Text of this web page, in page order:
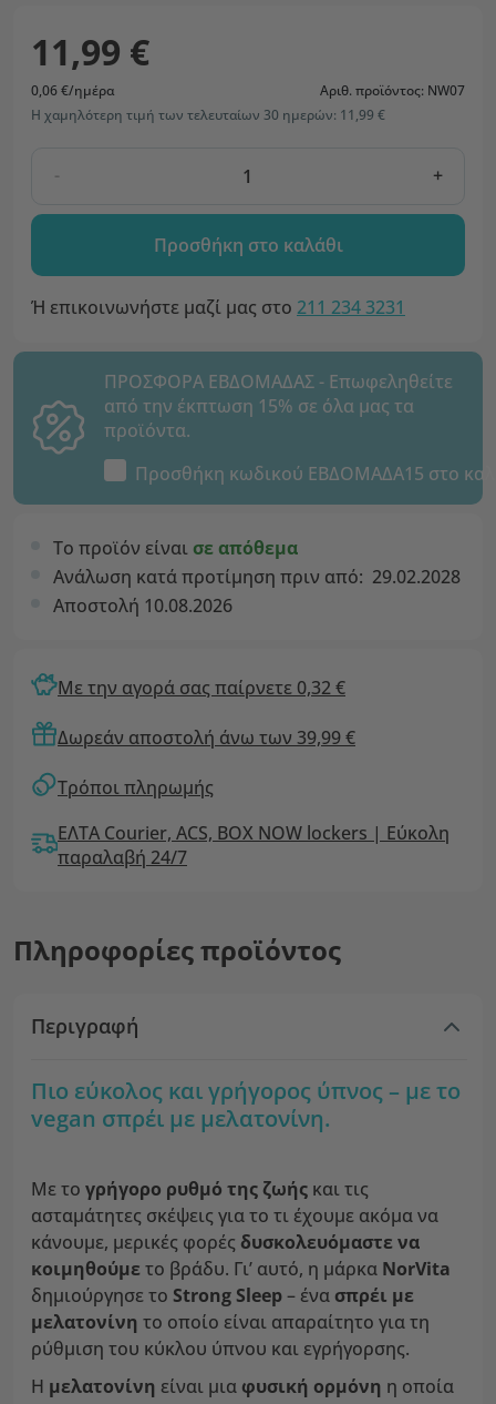
11,99 €
0,06 €/ημέρα
Αριθ. προϊόντος: NW07
Η χαμηλότερη τιμή των τελευταίων 30 ημερών: 11,99 €
- +
Προσθήκη στο καλάθι
Ή επικοινωνήστε μαζί μας στο 211 234 3231
ΠΡΟΣΦΟΡΑ ΕΒΔΟΜΑΔΑΣ - Επωφεληθείτε
από την έκπτωση 15% σε όλα μας τα
προϊόντα.
Προσθήκη κωδικού ΕΒΔΟΜΑΔΑ15 στο
Το προϊόν είναι σε απόθεμα
Ανάλωση κατά προτίμηση πριν από: 29.02.2028
Αποστολή 10.08.2026
Με την αγορά σας παίρνετε 0,32 €
Δωρεάν αποστολή άνω των 39,99 €
Τρόποι πληρωμής
ΕΛΤΑ Courier, ACS, BOX NOW lockers | Εύκολη
παραλαβή 24/7
Πληροφορίες προϊόντος
Περιγραφή
Πιο εύκολος και γρήγορος ύπνος – με το
vegan σπρέι με μελατονίνη.
Με το γρήγορο ρυθμό της ζωής και τις
ασταμάτητες σκέψεις για το τι έχουμε ακόμα να
κάνουμε, μερικές φορές δυσκολευόμαστε να
κοιμηθούμετο βράδυ. Γι’ αυτό, η μάρκα NorVita
δημιούργησε το Strong Sleep– ένα σπρέι με
μελατονίνη το οποίο είναι απαραίτητο για τη
ρύθμιση του κύκλου ύπνου και εγρήγορσης.
Η μελατονίνη είναι μια φυσική ορμόνη η οποία